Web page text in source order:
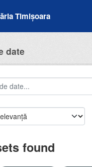
Timișoara
date
found